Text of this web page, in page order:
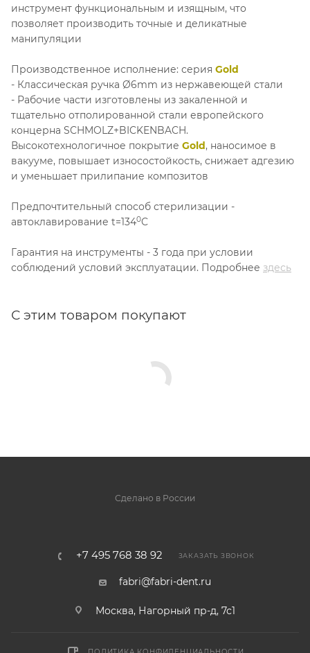
инструмент функциональным и изящным, что
позволяет производить точные и деликатные
манипуляции
Производственное исполнение: серия Gold
- Классическая ручка Ø6mm из нержавеющей стали
- Рабочие части изготовлены из закаленной и
тщательно отполированной стали европейского
концерна SCHMOLZ+BICKENBACH.
Высокотехнологичное покрытие Gold, наносимое в
вакууме, повышает износостойкость, снижает адгезию
и уменьшает прилипание композитов
Предпочтительный способ стерилизации -
автоклавирование t=1340C
Гарантия на инструменты - 3 года при условии
соблюдений условий эксплуатации. Подробнее здесь
С этим товаром покупают
Сделано в России
+7 495 768 38 92 ЗАКАЗАТЬ ЗВОНОК
fabri@fabri-dent.ru
Москва, Нагорный пр-д, 7с1